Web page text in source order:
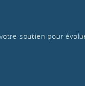
soutien pour